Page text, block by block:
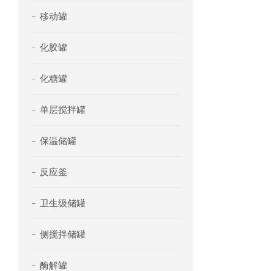
移动罐
化胶罐
化糖罐
单层搅拌罐
保温储罐
反应釜
卫生级储罐
侧搅拌储罐
酶解罐